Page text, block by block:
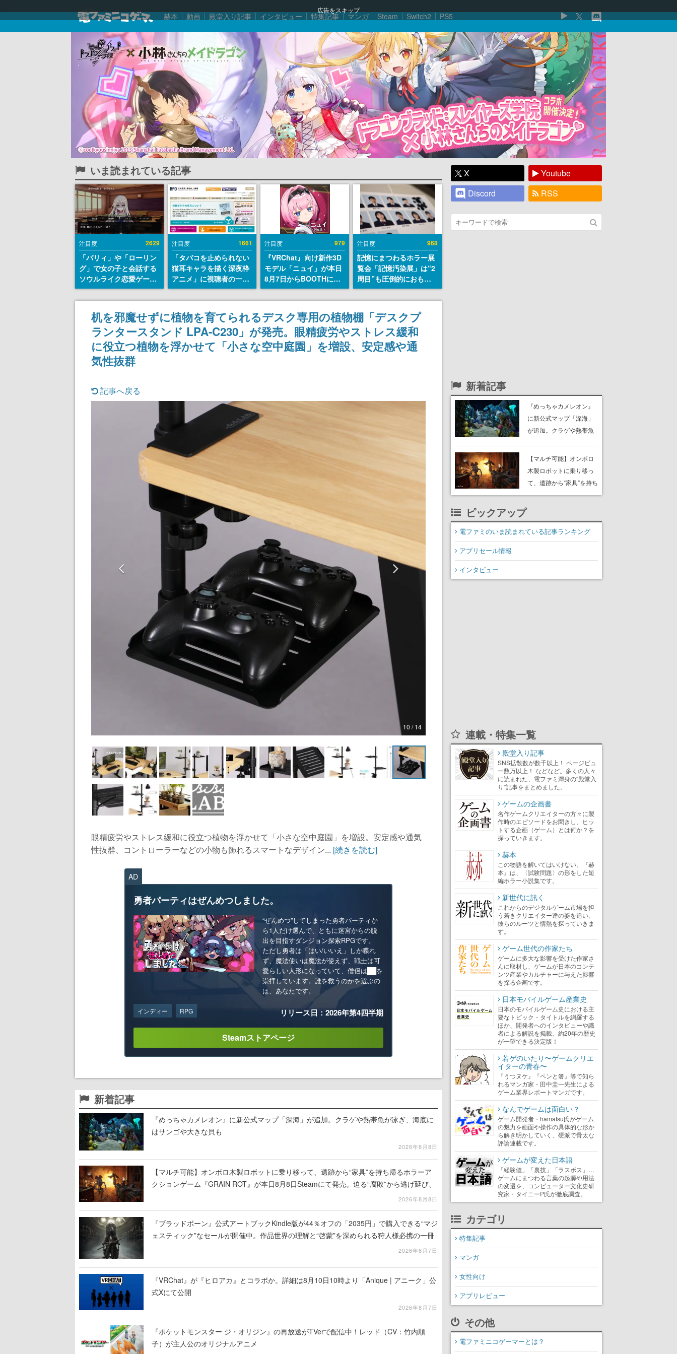
広告をスキップ
赫本 動画 殿堂入り記事 インタビュー 特集記事 マンガ Steam Switch2 PS5
いま読まれている記事
注目度 2629
「パリィ」や「ローリン
グ」で女の子と会話する
ソウルライク恋愛ゲーム
『小早川さんはソウルラ
イク』無料公開。返事に
失敗すると「YOU
DIED」
注目度 1661
「タバコを止められない
猫耳キャラを描く深夜枠
アニメ」に視聴者の一部
から批判意見。違法薬物
の使用と思しき描写も含
めて、BPOが議論を交わ
す
注目度 979
『VRChat』向け新作3D
モデル「ニュイ」が本日
8月7日からBOOTHにて
発売。瞳に光る星や感情
豊かな表情が、小悪魔か
わいい
注目度 968
記憶にまつわるホラー展
覧会「記憶汚染展」は“2
周目”も圧倒的におもし
ろい。自分の記憶が“汚
染された”ことに気づい
た瞬間、展示の意味が変
わる。1周目はホラーと
して、2周目はミステリ
ーの解決編として【ネタ
バレあり】
机を邪魔せずに植物を育てられるデスク専用の植物棚「デスクプ
ランタースタンド LPA-C230」が発売。眼精疲労やストレス緩和
に役立つ植物を浮かせて「小さな空中庭園」を増設、安定感や通
気性抜群
記事へ戻る
10 / 14
眼精疲労やストレス緩和に役立つ植物を浮かせて「小さな空中庭園」を増設。安定感や通気
性抜群、コントローラーなどの小物も飾れるスマートなデザイン... [続きを読む]
AD
勇者パーティはぜんめつしました。
“ぜんめつ”してしまった勇者パーティか
ら1人だけ選んで、ともに迷宮からの脱
出を目指すダンジョン探索RPGです。
ただし勇者は「はい/いいえ」しか喋れ
ず、魔法使いは魔法が使えず、戦士は可
愛らしい人形になっていて、僧侶は██を
崇拝しています。誰を救うのかを選ぶの
は、あなたです。
インディー RPG リリース日：2026年第4四半期
Steamストアページ
新着記事
『めっちゃカメレオン』に新公式マップ「深海」が追加。クラゲや熱帯魚が泳ぎ、海底に
はサンゴや大きな貝も
2026年8月8日
【マルチ可能】オンボロ木製ロボットに乗り移って、遺跡から“家具”を持ち帰るホラーア
クションゲーム『GRAIN ROT』が本日8月8日Steamにて発売。迫る“腐敗”から逃げ延び、
2026年8月8日
『ブラッドボーン』公式アートブックKindle版が44％オフの「2035円」で購入できる“マジ
ェスティック”なセールが開催中。作品世界の理解と“啓蒙”を深められる狩人様必携の一冊
2026年8月7日
『VRChat』が『ヒロアカ』とコラボか。詳細は8月10日10時より「Anique | アニーク」公
式Xにて公開
2026年8月7日
『ポケットモンスター ジ・オリジン』の再放送がTVerで配信中！レッド（CV：竹内順
子）が主人公のオリジナルアニメ
X
Youtube
Discord
RSS
新着記事
『めっちゃカメレオン』
に新公式マップ「深海」
が追加。クラゲや熱帯魚
や大きな貝も
【マルチ可能】オンボロ
木製ロボットに乗り移っ
て、遺跡から“家具”を持ち
帰るホラーアクションゲ
売。迫る“腐敗”から逃げ延
び、持ち帰った家具で基
ピックアップ
電ファミのいま読まれている記事ランキング
アプリセール情報
インタビュー
連載・特集一覧
殿堂入り記事
SNS拡散数が数千以上！ ページビュ
ー数万以上！ などなど。多くの人々
に読まれた、電ファミ渾身の“殿堂入
り”記事をまとめました。
ゲームの企画書
名作ゲームクリエイターの方々に製
作時のエピソードをお聞きし、ヒッ
トする企画（ゲーム）とは何か？を
探っていきます。
赫本
この物語を解いてはいけない。『赫
本』は、〈試験問題〉の形をした短
編ホラー小説集です。
新世代に訊く
これからのデジタルゲーム市場を担
う若きクリエイター達の姿を追い、
彼らのルーツと情熱を探っていきま
す。
ゲーム世代の作家たち
ゲームに多大な影響を受けた作家さ
んに取材し、ゲームが日本のコンテ
ンツ産業やカルチャーに与えた影響
を探る企画です。
日本モバイルゲーム産業史
日本のモバイルゲーム史における主
要なトピック・タイトルを網羅する
ほか、開発者へのインタビューや識
者による解説を掲載。約20年の歴史
が一望できる決定版！
若ゲのいたり〜ゲームクリエ
イターの青春〜
『うつヌケ』『ペンと箸』等で知ら
れるマンガ家・田中圭一先生による
ゲーム業界レポートマンガです。
なんでゲームは面白い？
ゲーム開発者・hamatsu氏がゲーム
の魅力を画面や操作の具体的な形か
ら解き明かしていく、硬派で骨太な
評論連載です。
ゲームが変えた日本語
「経験値」「裏技」「ラスボス」…
ゲームにまつわる言葉の起源や用法
の変遷を、コンピューター文化史研
究家・タイニーP氏が徹底調査。
カテゴリ
特集記事
マンガ
女性向け
アプリレビュー
その他
電ファミニコゲーマーとは？